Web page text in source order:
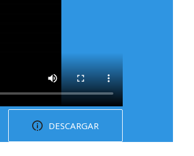
DESCARGAR